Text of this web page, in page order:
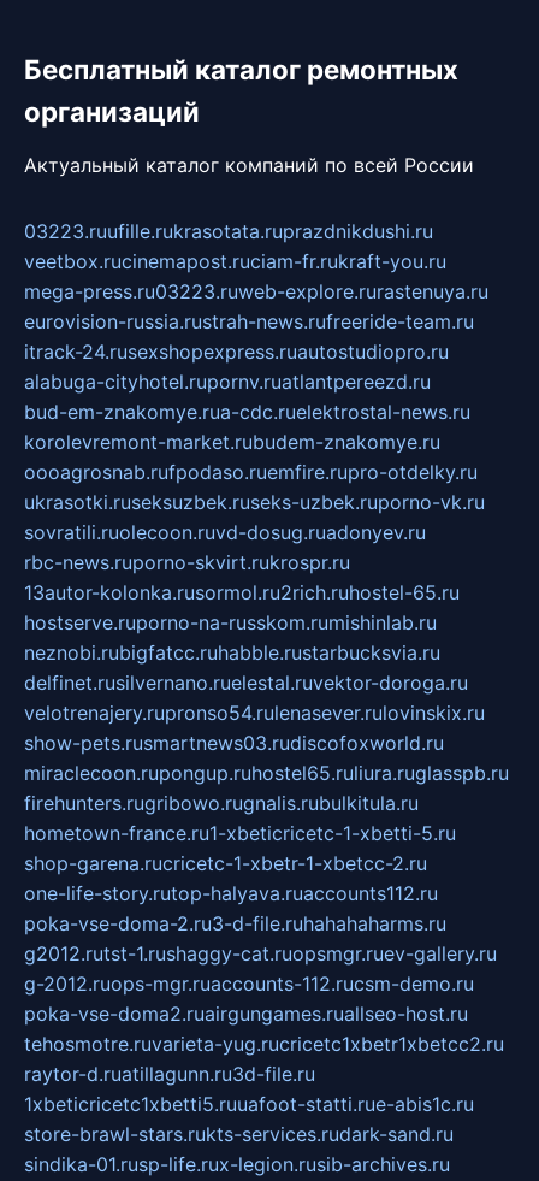
Бесплатный каталог ремонтных
организаций
Актуальный каталог компаний по всей России
03223.ruufille.rukrasotata.ruprazdnikdushi.ru
veetbox.rucinemapost.ruciam-fr.rukraft-you.ru
mega-press.ru03223.ruweb-explore.rurastenuya.ru
eurovision-russia.rustrah-news.rufreeride-team.ru
itrack-24.rusexshopexpress.ruautostudiopro.ru
alabuga-cityhotel.rupornv.ruatlantpereezd.ru
bud-em-znakomye.rua-cdc.ruelektrostal-news.ru
korolevremont-market.rubudem-znakomye.ru
oooagrosnab.rufpodaso.ruemfire.rupro-otdelky.ru
ukrasotki.ruseksuzbek.ruseks-uzbek.ruporno-vk.ru
sovratili.ruolecoon.ruvd-dosug.ruadonyev.ru
rbc-news.ruporno-skvirt.rukrospr.ru
13autor-kolonka.rusormol.ru2rich.ruhostel-65.ru
hostserve.ruporno-na-russkom.rumishinlab.ru
neznobi.rubigfatcc.ruhabble.rustarbucksvia.ru
delfinet.rusilvernano.ruelestal.ruvektor-doroga.ru
velotrenajery.rupronso54.rulenasever.rulovinskix.ru
show-pets.rusmartnews03.rudiscofoxworld.ru
miraclecoon.rupongup.ruhostel65.ruliura.ruglasspb.ru
firehunters.rugribowo.rugnalis.rubulkitula.ru
hometown-france.ru1-xbeticricetc-1-xbetti-5.ru
shop-garena.rucricetc-1-xbetr-1-xbetcc-2.ru
one-life-story.rutop-halyava.ruaccounts112.ru
poka-vse-doma-2.ru3-d-file.ruhahahaharms.ru
g2012.rutst-1.rushaggy-cat.ruopsmgr.ruev-gallery.ru
g-2012.ruops-mgr.ruaccounts-112.rucsm-demo.ru
poka-vse-doma2.ruairgungames.ruallseo-host.ru
tehosmotre.ruvarieta-yug.rucricetc1xbetr1xbetcc2.ru
raytor-d.ruatillagunn.ru3d-file.ru
1xbeticricetc1xbetti5.ruuafoot-statti.rue-abis1c.ru
store-brawl-stars.rukts-services.rudark-sand.ru
sindika-01.rusp-life.rux-legion.rusib-archives.ru